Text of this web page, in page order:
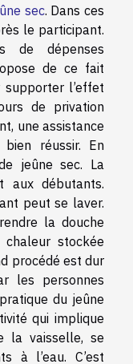
sec. Dans ces
le participant.
de dépenses
de ce fait
l’effet
de privation
une assistance
réussir. En
jeûne sec. La
aux débutants.
peut se laver.
la douche
stockée
procédé est dur
les personnes
du jeûne
qui implique
la vaisselle, se
à l’eau. C’est